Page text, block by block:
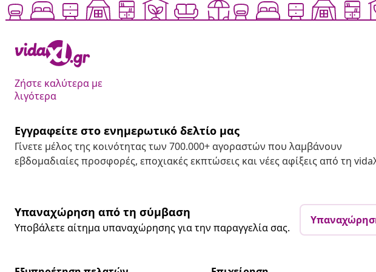
Ζήστε καλύτερα με
λιγότερα
Εγγραφείτε στο ενημερωτικό δελτίο μας
Γίνετε μέλος της κοινότητας των 700.000+ αγοραστών που λαμβάνουν
εβδομαδιαίες προσφορές, εποχιακές εκπτώσεις και νέες αφίξεις από τη
Υπαναχώρηση από τη σύμβαση
Υποβάλετε αίτημα υπαναχώρησης για την παραγγελία σας.